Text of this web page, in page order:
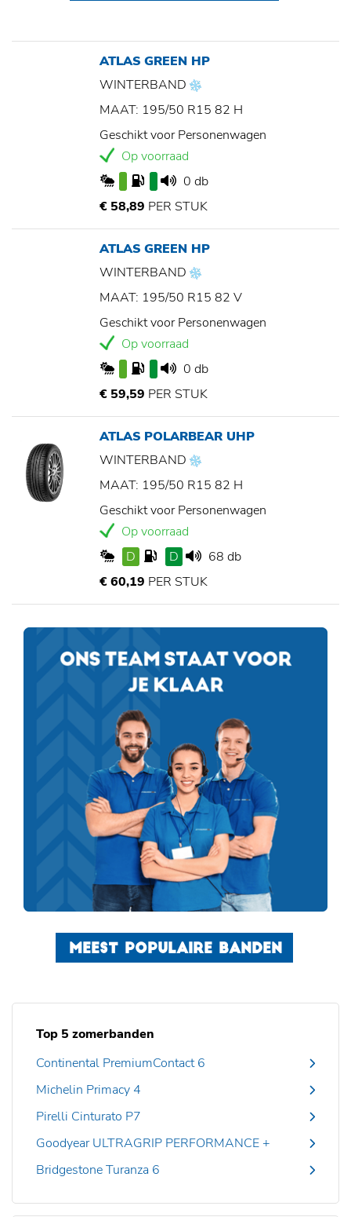
ATLAS GREEN HP
WINTERBAND
MAAT: 195/50 R15 82 H
Geschikt voor Personenwagen
Op voorraad
0 db
€ 58,89 PER STUK
ATLAS GREEN HP
WINTERBAND
MAAT: 195/50 R15 82 V
Geschikt voor Personenwagen
Op voorraad
0 db
€ 59,59 PER STUK
ATLAS POLARBEAR UHP
WINTERBAND
MAAT: 195/50 R15 82 H
Geschikt voor Personenwagen
Op voorraad
D
D
68 db
€ 60,19 PER STUK
MEEST POPULAIRE BANDEN
Top 5 zomerbanden
Continental PremiumContact 6
Michelin Primacy 4
Pirelli Cinturato P7
Goodyear ULTRAGRIP PERFORMANCE +
Bridgestone Turanza 6